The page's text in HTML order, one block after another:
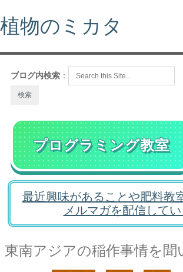
植物のミカタ
ブログ内検索 ：
プログラミング教室
最近興味があることや肥料教
メルマガを配信して
東南アジアの稲作事情を聞